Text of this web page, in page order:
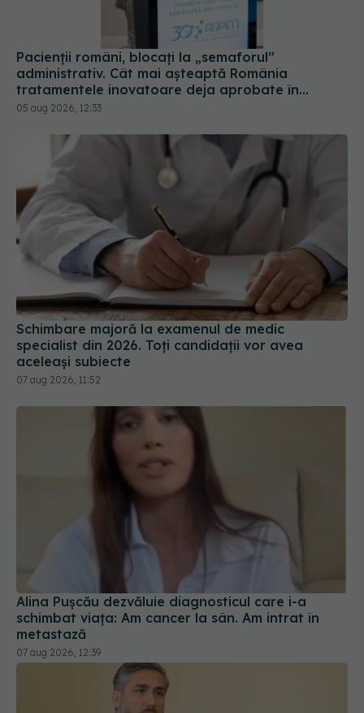
Pacienții români, blocați la „semaforul”
administrativ. Cât mai așteaptă România
tratamentele inovatoare deja aprobate în
Europa
05 aug 2026, 12:33
Schimbare majoră la examenul de medic
specialist din 2026. Toți candidații vor avea
aceleași subiecte
07 aug 2026, 11:52
Alina Pușcău dezvăluie diagnosticul care i-a
schimbat viața: Am cancer la sân. Am intrat în
metastază
07 aug 2026, 12:39